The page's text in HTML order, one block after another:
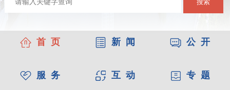
搜索
首 页 新 闻 公 开
服 务 互 动 专 题